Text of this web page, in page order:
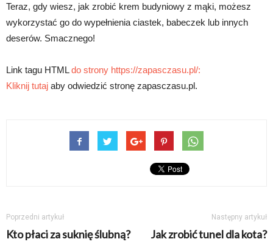
Teraz, gdy wiesz, jak zrobić krem budyniowy z mąki, możesz
wykorzystać go do wypełnienia ciastek, babeczek lub innych
deserów. Smacznego!
Link tagu HTMLdo strony https://zapasczasu.pl/:
Kliknij tutaj aby odwiedzić stronę zapasczasu.pl.
Poprzedni artykuł
Kto płaci za suknię ślubną?
Następny artykuł
Jak zrobić tunel dla kota?